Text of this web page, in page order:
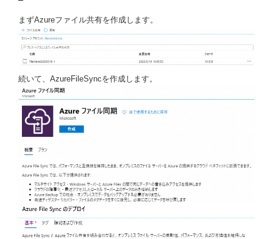
まずAzureファイル共有を作成します。
続いて、AzureFileSyncを作成します。